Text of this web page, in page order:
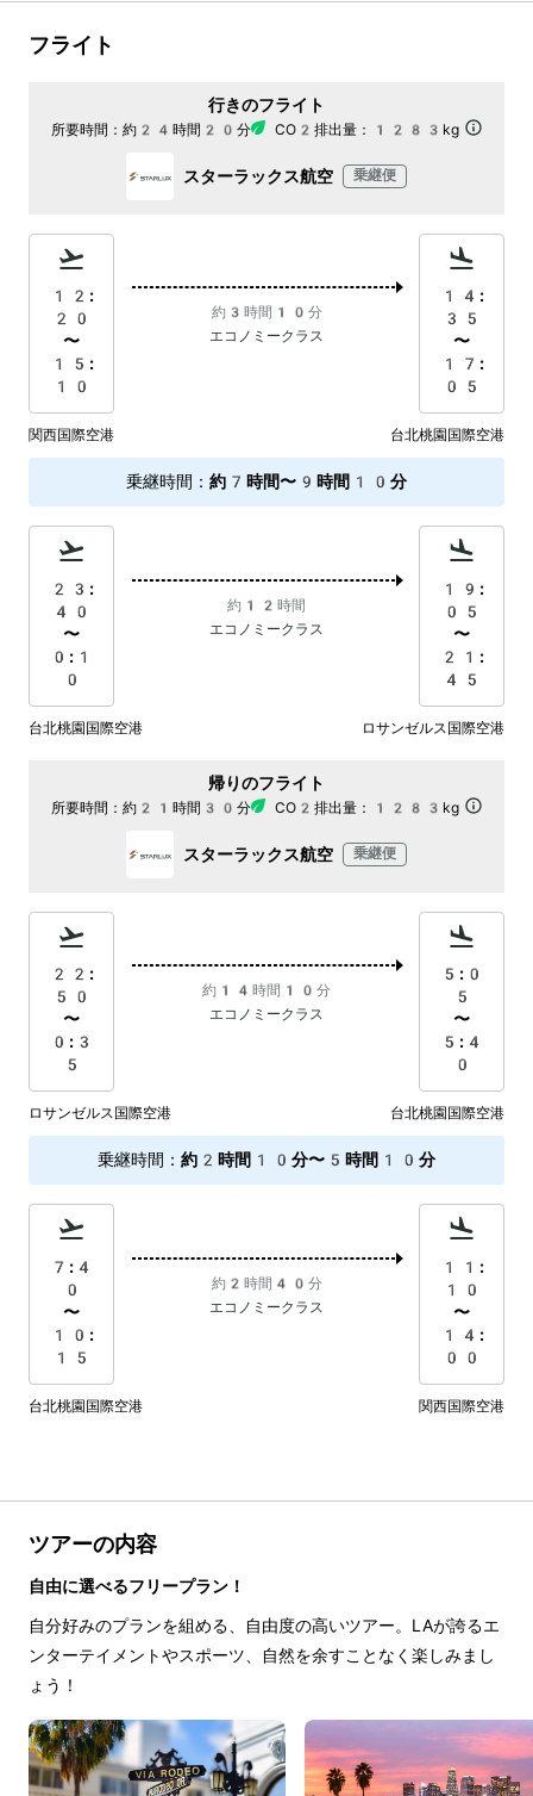
フライト
行きのフライト
所要時間： 約24時間20分 CO2排出量： 1283kg
スターラックス航空 乗継便
12:
20
〜
15:
10
約3時間10分
エコノミークラス
14:
35
〜
17:
05
関西国際空港 台北桃園国際空港
乗継時間 ： 約7時間〜9時間10分
23:
40
〜
0:1
0
約12時間
エコノミークラス
19:
05
〜
21:
45
台北桃園国際空港 ロサンゼルス国際空港
帰りのフライト
所要時間： 約21時間30分 CO2排出量： 1283kg
スターラックス航空 乗継便
22:
50
〜
0:3
5
約14時間10分
エコノミークラス
5:0
5
〜
5:4
0
ロサンゼルス国際空港 台北桃園国際空港
乗継時間 ： 約2時間10分〜5時間10分
7:4
0
〜
10:
15
約2時間40分
エコノミークラス
11:
10
〜
14:
00
台北桃園国際空港 関西国際空港
ツアーの内容
自由に選べるフリープラン！
自分好みのプランを組める、自由度の高いツアー。LAが誇るエ
ンターテイメントやスポーツ、自然を余すことなく楽しみまし
ょう！